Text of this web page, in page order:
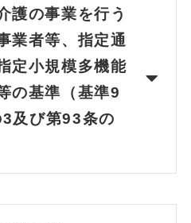
護の事業を行う
業者等、指定通
定小規模多機能
の基準（基準9
及び第93条の